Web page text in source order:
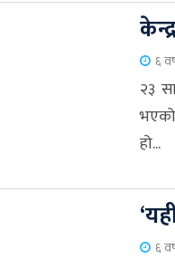
६
२३
हो...
६